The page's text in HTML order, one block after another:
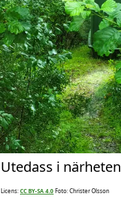
Utedass i närheten
Licens:CC BY-SA 4.0Foto: Christer Olsson